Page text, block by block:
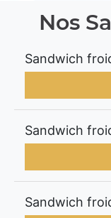
Nos
Sandwich
Sandwich
Sandwich